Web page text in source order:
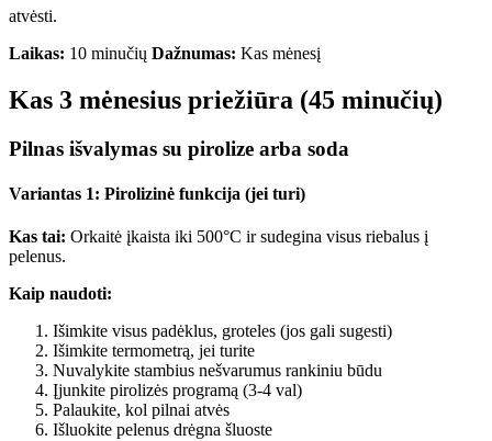
atvėsti.
Laikas: 10 minučių Dažnumas: Kas mėnesį
Kas 3 mėnesius priežiūra (45 minučių)
Pilnas išvalymas su pirolize arba soda
Variantas 1: Pirolizinė funkcija (jei turi)
Kas tai: Orkaitė įkaista iki 500°C ir sudegina visus riebalus į
pelenus.
Kaip naudoti:
Išimkite visus padėklus, groteles (jos gali sugesti)
Išimkite termometrą, jei turite
Nuvalykite stambius nešvarumus rankiniu būdu
Įjunkite pirolizės programą (3-4 val)
Palaukite, kol pilnai atvės
Išluokite pelenus drėgna šluoste